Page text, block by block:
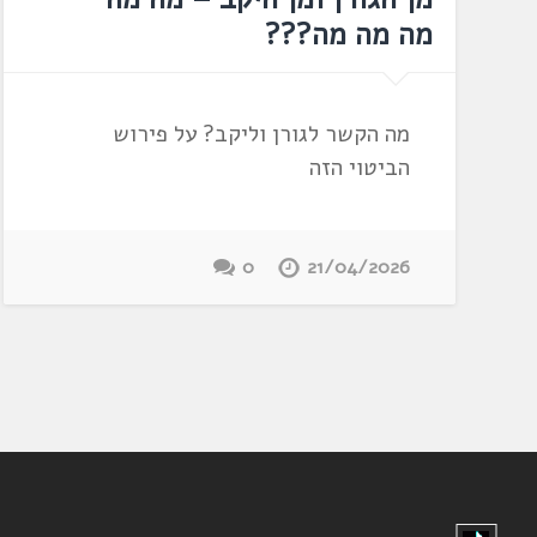
מה מה מה???
מה הקשר לגורן וליקב? על פירוש
הביטוי הזה
21/04/2026
0